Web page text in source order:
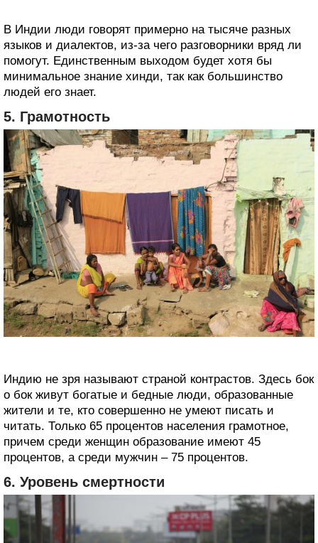
В Индии люди говорят примерно на тысяче разных
языков и диалектов, из-за чего разговорники вряд ли
помогут. Единственным выходом будет хотя бы
минимальное знание хинди, так как большинство
людей его знает.
5. Грамотность
Индию не зря называют страной контрастов. Здесь бок
о бок живут богатые и бедные люди, образованные
жители и те, кто совершенно не умеют писать и
читать. Только 65 процентов населения грамотное,
причем среди женщин образование имеют 45
процентов, а среди мужчин – 75 процентов.
6. Уровень смертности